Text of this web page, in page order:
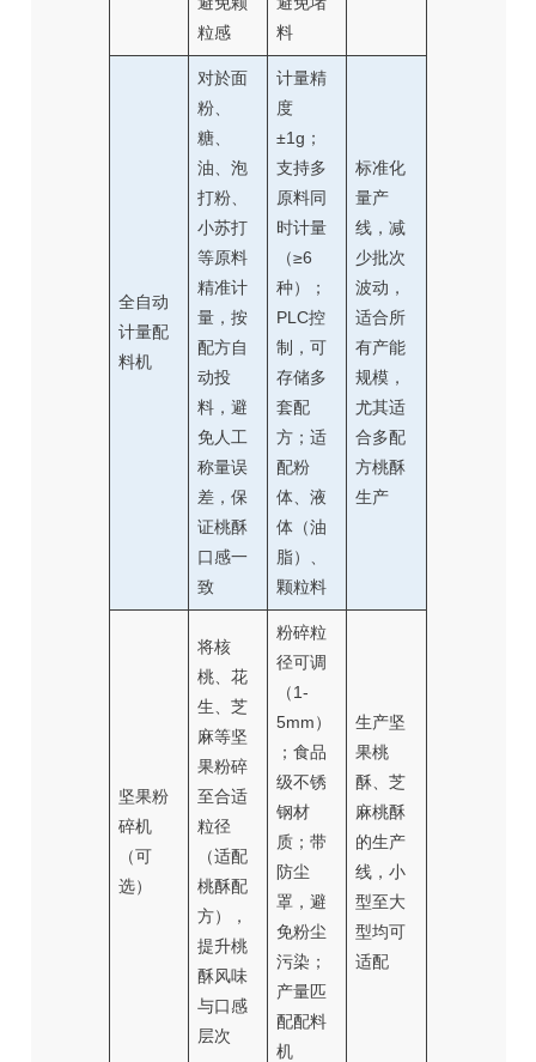
粒感
料
全自动
计量配
料机
对於面
粉、
糖、
油、泡
打粉、
小苏打
等原料
精准计
量，按
配方自
动投
料，避
免人工
称量误
差，保
证桃酥
口感一
致
计量精
度
±1g；
支持多
原料同
时计量
（≥6
种）；
PLC控
制，可
存储多
套配
方；适
配粉
体、液
体（油
脂）、
颗粒料
标准化
量产
线，减
少批次
波动，
适合所
有产能
规模，
尤其适
合多配
方桃酥
生产
坚果粉
碎机
（可
选）
将核
桃、花
生、芝
麻等坚
果粉碎
至合适
粒径
（适配
桃酥配
方），
提升桃
酥风味
与口感
层次
粉碎粒
径可调
（1-
5mm）
；食品
级不锈
钢材
质；带
防尘
罩，避
免粉尘
污染；
产量匹
配配料
机
生产坚
果桃
酥、芝
麻桃酥
的生产
线，小
型至大
型均可
适配